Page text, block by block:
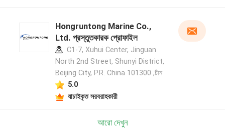
Hongruntong Marine Co.,
Ltd. প্রস্তুতকারক প্রোফাইল
C1-7, Xuhui Center, Jinguan
North 2nd Street, Shunyi District,
Beijing City, P.R. China 101300 ,চীন
5.0
যাচাইকৃত সরবরাহকারী
আরো দেখুন